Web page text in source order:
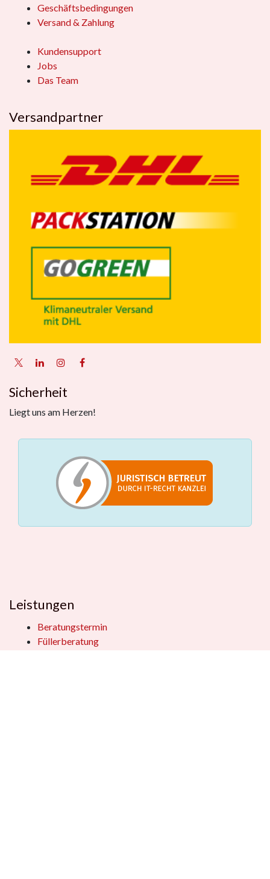
Geschäftsbedingungen
Versand & Zahlung
Kundensupport
Jobs
Das Team
Versandpartner
Sicherheit
Liegt uns am Herzen!
Leistungen
Beratungstermin
Füllerberatung